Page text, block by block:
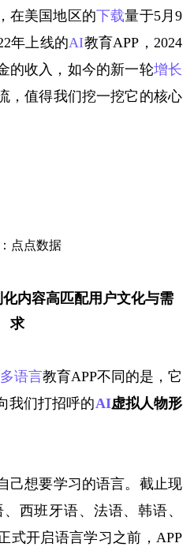
在美国地区的下载量于5月9
年上线的AI教育APP，2024
的收入，如今的新一轮增长
，值得我们挖一挖它的核心
点点数据
化内容高匹配用户文化与需
求
多语言教育APP不同的是，它
我们打招呼的AI虚拟人物形
己想要学习的语言。截止现
西班牙语、法语、韩语、
式开启语言学习之前，APP